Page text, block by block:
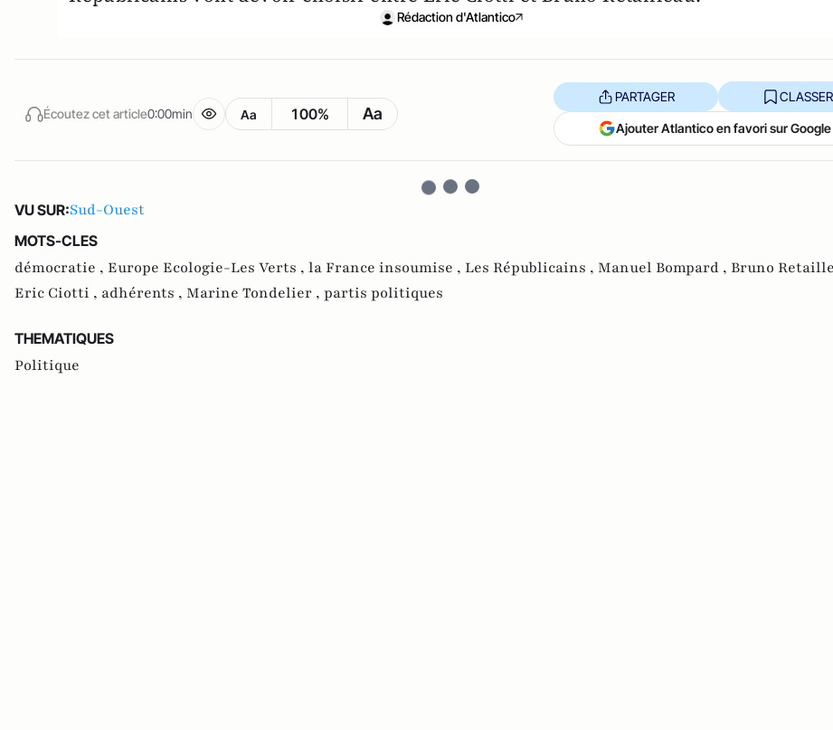
Rédaction d'Atlantico
Écoutez cet article0:00min Aa 100% Aa
PARTAGER CLASSER
Ajouter Atlantico en favori sur Google
VU SUR:Sud-Ouest
MOTS-CLES
démocratie , Europe Ecologie-Les Verts , la France insoumise , Les Républicains , Manuel Bompard , Bruno
Eric Ciotti , adhérents , Marine Tondelier , partis politiques
THEMATIQUES
Politique